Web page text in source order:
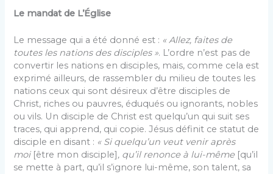
Le mandat de L’Église
Le message qui a été donné est : « Allez, faites de
toutes les nations des disciples ». L’ordre n’est pas de
convertir les nations en disciples, mais, comme cela est
exprimé ailleurs, de rassembler du milieu de toutes les
nations ceux qui sont désireux d’être disciples de
Christ, riches ou pauvres, éduqués ou ignorants, no­bles
ou vils. Un disciple de Christ est quelqu’un qui suit ses
traces, qui apprend, qui copie. Jésus définit ce statut de
disciple en disant : « Si quelqu’un veut venir après
moi[être mon disciple] , qu’il renonce à lui-même[qu’il
se mette à part, qu’il s’ignore lui-même, son ta­lent, sa